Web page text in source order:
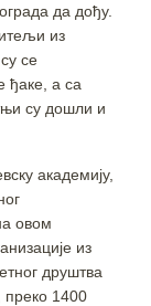
да дођу.
из
се
ђаке, а са
су дошли и
академију,
овом
из
друштва
преко 1400